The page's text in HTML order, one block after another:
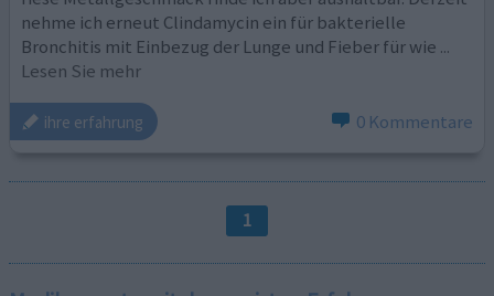
nehme ich erneut Clindamycin ein für bakterielle
Bronchitis mit Einbezug der Lunge und Fieber für wie ...
Lesen Sie mehr
ihre erfahrung 0 Kommentare
1